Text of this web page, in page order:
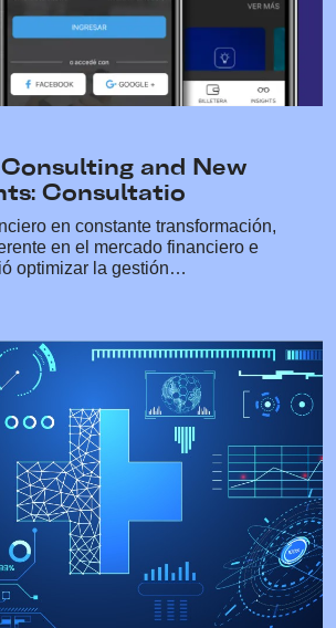
and New
Consultatio
en constante transformación,
en el mercado financiero e
optimizar la gestión…